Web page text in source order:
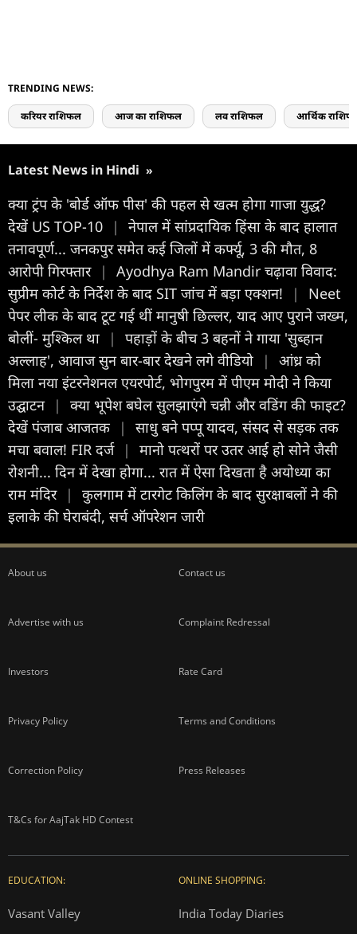
TRENDING NEWS:
करियर राशिफल आज का राशिफल लव राशिफल आर्थिक
Latest News in Hindi »
क्या ट्रंप के 'बोर्ड ऑफ पीस' की पहल से खत्म होगा गाजा युद्ध?
देखें US TOP-10
|
नेपाल में सांप्रदायिक हिंसा के बाद हालात
तनावपूर्ण... जनकपुर समेत कई जिलों में कर्फ्यू, 3 की मौत, 8
आरोपी गिरफ्तार |
Ayodhya Ram Mandir चढ़ावा विवाद:
सुप्रीम कोर्ट के निर्देश के बाद SIT जांच में बड़ा एक्शन!
|
Neet
पेपर लीक के बाद टूट गई थीं मानुषी छिल्लर, याद आए पुराने जख्म,
बोलीं- मुश्किल था
|
पहाड़ों के बीच 3 बहनों ने गाया 'सुब्हान
अल्लाह', आवाज सुन बार-बार देखने लगे वीडियो
|
आंध्र को
मिला नया इंटरनेशनल एयरपोर्ट, भोगपुरम में पीएम मोदी ने किया
उद्घाटन |
क्या भूपेश बघेल सुलझाएंगे चन्नी और वडिंग की फाइट?
देखें पंजाब आजतक
|
साधु बने पप्पू यादव, संसद से सड़क तक
मचा बवाल! FIR दर्ज |
मानो पत्थरों पर उतर आई हो सोने जैसी
रोशनी... दिन में देखा होगा... रात में ऐसा दिखता है अयोध्या का
राम मंदिर |
कुलगाम में टारगेट किलिंग के बाद सुरक्षाबलों ने की
इलाके की घेराबंदी, सर्च ऑपरेशन जारी
About us Contact us
Advertise with us Complaint Redressal
Investors Rate Card
Privacy Policy Terms and Conditions
Correction Policy Press Releases
T&Cs for AajTak HD Contest
EDUCATION:
Vasant Valley
ONLINE SHOPPING:
India Today Diaries